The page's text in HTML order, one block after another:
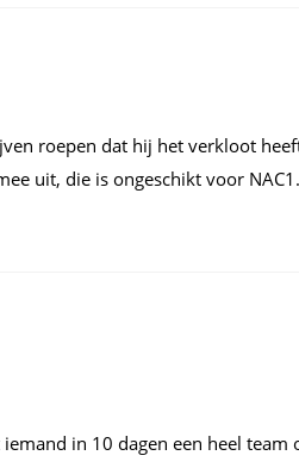
roepen dat hij het verkloot
uit, die is ongeschikt voor
in 10 dagen een heel team